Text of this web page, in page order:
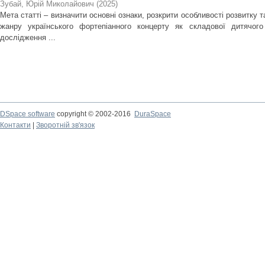
Зубай, Юрій Миколайович (2025)
Мета статті – визначити основні ознаки, розкрити особливості
жанру українського фортепіанного концерту як складової
дослідження ...
DSpace software copyright © 2002-2016
DuraSpace
Контакти
Зворотній зв'язок